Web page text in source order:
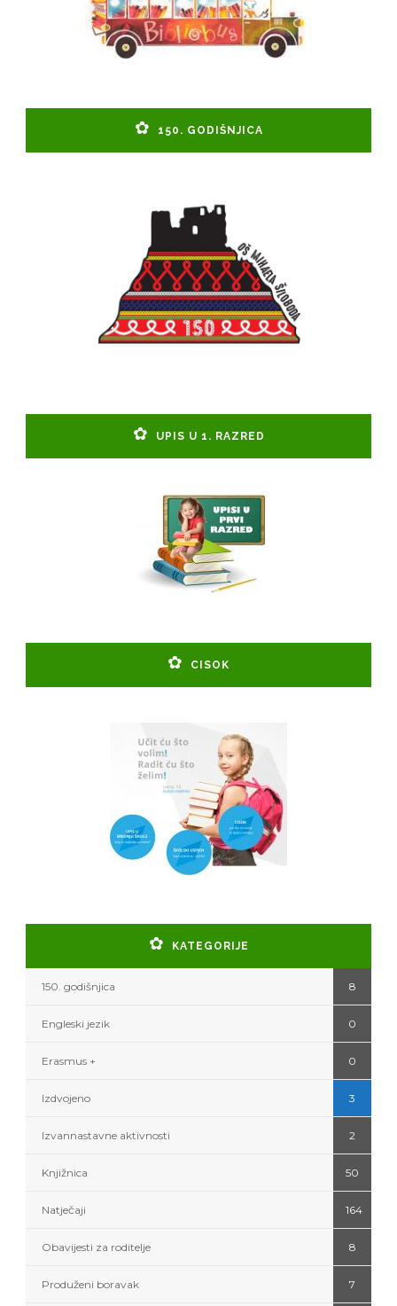
150. GODIŠNJICA
UPIS U 1. RAZRED
CISOK
KATEGORIJE
150. godišnjica 8
Engleski jezik 0
Erasmus + 0
Izdvojeno 3
Izvannastavne aktivnosti 2
Knjižnica 50
Natječaji 164
Obavijesti za roditelje 8
Produženi boravak 7